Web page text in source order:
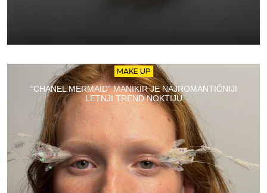
MAKE UP
“CHANEL MERMAID” MANIKIR JE NAJROMANTIČNIJI
LETNJI TREND NOKTIJU